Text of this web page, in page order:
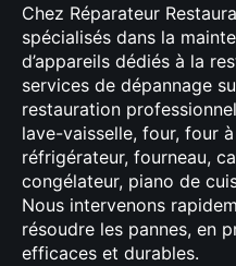
Chez Réparateur
spécialisés dans la
d’appareils dédiés à la
services de dépannage
restauration
lave-vaisselle, four, four
réfrigérateur, fourneau,
congélateur, piano de
Nous intervenons
résoudre les pannes, en
efficaces et durables.